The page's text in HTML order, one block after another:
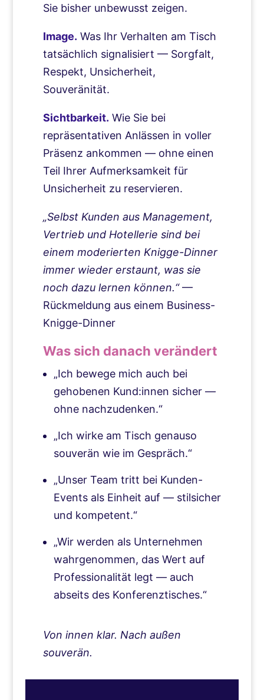
Sie bisher unbewusst zeigen.
Image. Was Ihr Verhalten am Tisch
tatsächlich signalisiert — Sorgfalt,
Respekt, Unsicherheit,
Souveränität.
Sichtbarkeit. Wie Sie bei
repräsentativen Anlässen in voller
Präsenz ankommen — ohne einen
Teil Ihrer Aufmerksamkeit für
Unsicherheit zu reservieren.
„Selbst Kunden aus Management,
Vertrieb und Hotellerie sind bei
einem moderierten Knigge-Dinner
immer wieder erstaunt, was sie
noch dazu lernen können.“—
Rückmeldung aus einem Business-
Knigge-Dinner
Was sich danach verändert
„Ich bewege mich auch bei
gehobenen Kund:innen sicher —
ohne nachzudenken.“
„Ich wirke am Tisch genauso
souverän wie im Gespräch.“
„Unser Team tritt bei Kunden-
Events als Einheit auf — stilsicher
und kompetent.“
„Wir werden als Unternehmen
wahrgenommen, das Wert auf
Professionalität legt — auch
abseits des Konferenztisches.“
Von innen klar. Nach außen
souverän.